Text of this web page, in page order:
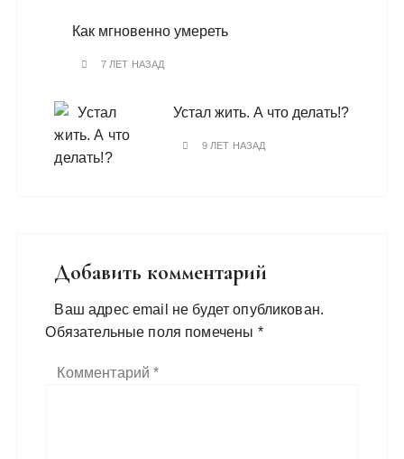
Как мгновенно умереть
7 ЛЕТ НАЗАД
Устал жить. А что делать!?
9 ЛЕТ НАЗАД
Добавить комментарий
Ваш адрес email не будет опубликован.
Обязательные поля помечены *
Комментарий*